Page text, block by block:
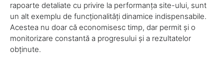
rapoarte detaliate cu privire la performanța site-ului, sunt
un alt exemplu de funcționalități dinamice indispensabile.
Acestea nu doar că economisesc timp, dar permit și o
monitorizare constantă a progresului și a rezultatelor
obținute.